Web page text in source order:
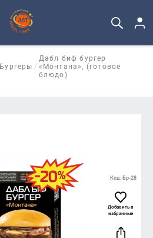
Бургеры
Дабл биф бургер
«Монтана», (готовое
блюдо)
Код: Бр-28
Добавить в
избранные